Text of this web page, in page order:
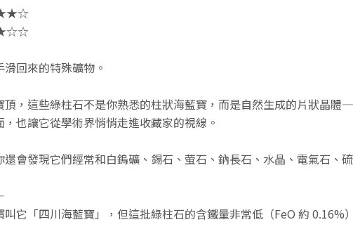
回來的特殊礦物。
頂，這些綠柱石不是你熟悉的柱狀海藍寶，而是自然生成的片狀晶
也讓它從學術界悄悄走進收藏家的視線。
會發現它們經常和白鎢礦、錫石、萤石、鈉長石、水晶、電氣石、
它「四川海藍寶」，但這批綠柱石的含鐵量非常低（FeO 約